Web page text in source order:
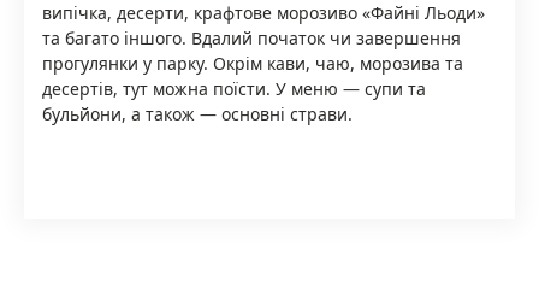
випічка, десерти, крафтове морозиво «Файні Льоди»
та багато іншого. Вдалий початок чи завершення
прогулянки у парку. Окрім кави, чаю, морозива та
десертів, тут можна поїсти. У меню — супи та
бульйони, а також — основні страви.